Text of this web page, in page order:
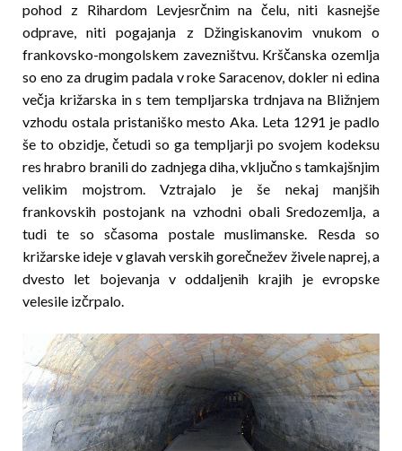
pohod z Rihardom Levjesrčnim na čelu, niti kasnejše
odprave, niti pogajanja z Džingiskanovim vnukom o
frankovsko-mongolskem zavezništvu. Krš­čans­ka ozemlja
so eno za drugim padala v roke Saracenov, dokler ni edina
večja križarska in s tem templjarska trdnjava na Bližnjem
vzhodu ostala pristaniš­ko mesto Aka. Leta 1291 je padlo
še to obzidje, četudi so ga templjarji po svojem kodeksu
res hrabro branili do zadnjega diha, vključno s tamkajšnjim
velikim mojstrom. Vztrajalo je še nekaj manjših
frankovskih postojank na vzhodni obali Sredozemlja, a
tudi te so sča­soma postale muslimanske. Resda so
križarske ideje v glavah verskih gorečnežev živele naprej, a
dvesto let bojevanja v oddaljenih krajih je evropske
velesile izčrpalo.